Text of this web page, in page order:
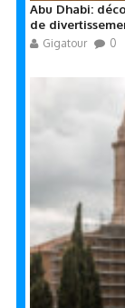
Abu Dhabi:
de
Gigatour 0